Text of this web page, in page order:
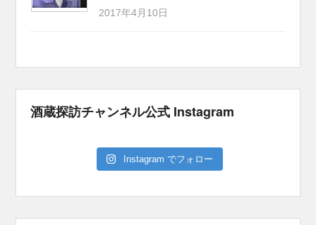
2017年4月10日
酒蔵探訪チャンネル公式 Instagram
Instagram でフォロー